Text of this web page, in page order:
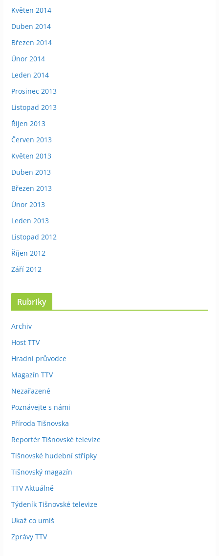
Květen 2014
Duben 2014
Březen 2014
Únor 2014
Leden 2014
Prosinec 2013
Listopad 2013
Říjen 2013
Červen 2013
Květen 2013
Duben 2013
Březen 2013
Únor 2013
Leden 2013
Listopad 2012
Říjen 2012
Září 2012
Rubriky
Archiv
Host TTV
Hradní průvodce
Magazín TTV
Nezařazené
Poznávejte s námi
Příroda Tišnovska
Reportér Tišnovské televize
Tišnovské hudební střípky
Tišnovský magazín
TTV Aktuálně
Týdeník Tišnovské televize
Ukaž co umíš
Zprávy TTV